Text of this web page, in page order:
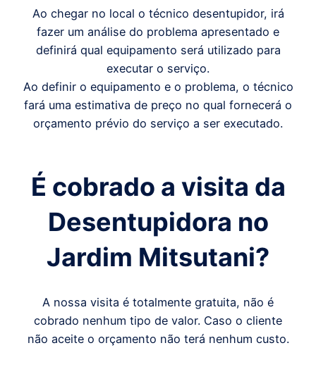
Ao chegar no local o técnico desentupidor, irá
fazer um análise do problema apresentado e
definirá qual equipamento será utilizado para
executar o serviço.
Ao definir o equipamento e o problema, o técnico
fará uma estimativa de preço no qual fornecerá o
orçamento prévio do serviço a ser executado.
É cobrado a visita da
Desentupidora no
Jardim Mitsutani?
A nossa visita é totalmente gratuita, não é
cobrado nenhum tipo de valor. Caso o cliente
não aceite o orçamento não terá nenhum custo.